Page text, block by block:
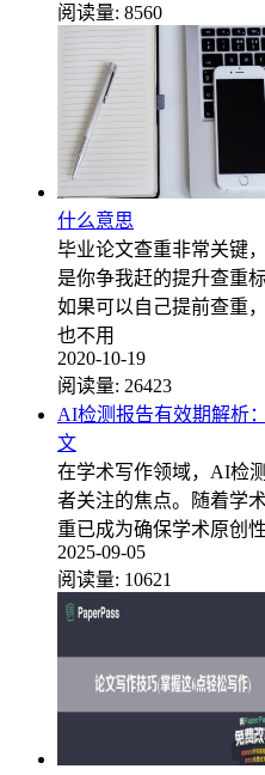
阅读量: 8560
什么意思
毕业论文查重非常关键
是你争我赶的提升查重
如果可以自己提前查重
也不用
2020-10-19
阅读量: 26423
AI检测报告有效期解析
文
在学术写作领域，AI检
者关注的焦点。随着学
重已成为确保学术原创
2025-09-05
阅读量: 10621